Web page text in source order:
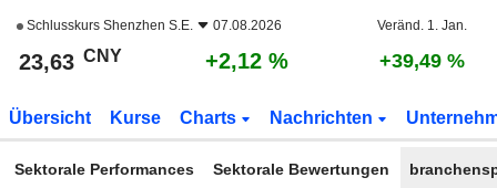
Schlusskurs Shenzhen S.E. 07.08.2026 Veränd. 1. Jan.
23,63 CNY +2,12 % +39,49 %
Übersicht Kurse Charts Nachrichten
Sektorale Performances Sektorale Bewertungen